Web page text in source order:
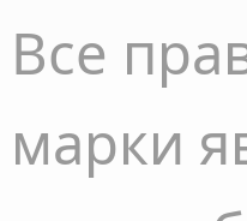
Все
марки